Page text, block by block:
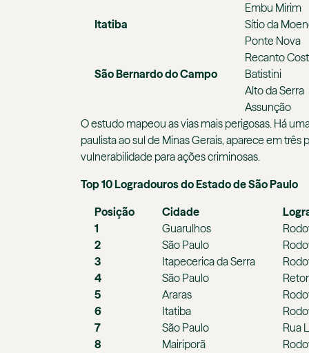
Embu Mirim
Itatiba
Sítio da
Ponte Nova
Recanto
São Bernardo do Campo
Batistini
Alto da Serra
Assunção
O estudo mapeou as vias mais perigosas. Há
paulista ao sul de Minas Gerais, aparece em
vulnerabilidade para ações criminosas.
Top 10 Logradouros do Estado de São Paulo
Posição
Cidade
1
Guarulhos
2
São Paulo
3
Itapecerica da Serra
4
São Paulo
5
Araras
6
Itatiba
7
São Paulo
Rua
8
Mairiporã